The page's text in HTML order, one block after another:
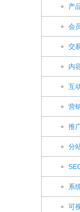
产
会
交
内
互
营
推
分
系
可